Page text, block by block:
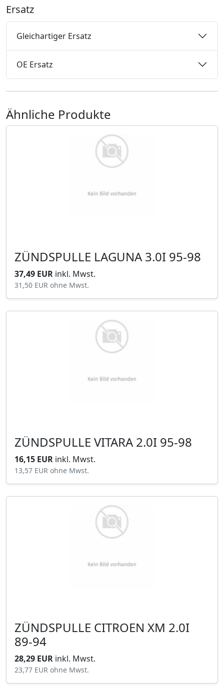
Ersatz
Gleichartiger Ersatz
OE Ersatz
Ähnliche Produkte
ZÜNDSPULLE LAGUNA 3.0I 95-98
37,49 EUR inkl. Mwst.
31,50 EUR ohne Mwst.
ZÜNDSPULLE VITARA 2.0I 95-98
16,15 EUR inkl. Mwst.
13,57 EUR ohne Mwst.
ZÜNDSPULLE CITROEN XM 2.0I
89-94
28,29 EUR inkl. Mwst.
23,77 EUR ohne Mwst.